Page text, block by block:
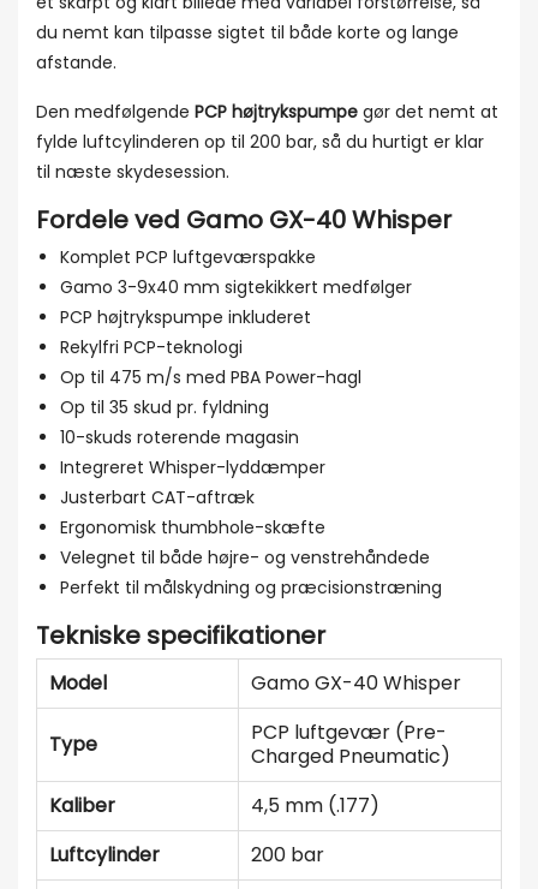
du nemt kan tilpasse sigtet til både korte og lange
afstande.
Den medfølgende PCP højtrykspumpe gør det nemt at
fylde luftcylinderen op til 200 bar, så du hurtigt er klar
til næste skydesession.
Fordele ved Gamo GX-40 Whisper
Komplet PCP luftgeværspakke
Gamo 3-9x40 mm sigtekikkert medfølger
PCP højtrykspumpe inkluderet
Rekylfri PCP-teknologi
Op til 475 m/s med PBA Power-hagl
Op til 35 skud pr. fyldning
10-skuds roterende magasin
Integreret Whisper-lyddæmper
Justerbart CAT-aftræk
Ergonomisk thumbhole-skæfte
Velegnet til både højre- og venstrehåndede
Perfekt til målskydning og præcisionstræning
Tekniske specifikationer
Model Gamo GX-40 Whisper
Type
PCP luftgevær (Pre-
Charged Pneumatic)
Kaliber
4,5 mm (.177)
Luftcylinder
200 bar